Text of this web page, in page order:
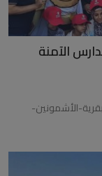
الآمنة
الأشمونين-